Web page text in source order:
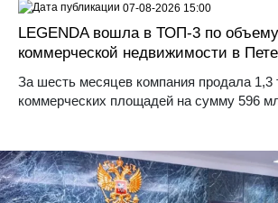
LEGENDA вошла в ТОП-3 по
коммерческой недвижимости в
За шесть месяцев компания продала 1,3
коммерческих площадей на сумму 596
07-08-2026 15:00